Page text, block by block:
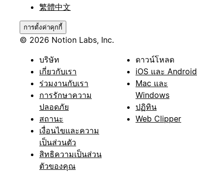
繁體中文
การตั้งค่าคุกกี้
© 2026 Notion Labs, Inc.
บริษัท
เกี่ยวกับเรา
ร่วมงานกับเรา
การรักษาความ
ปลอดภัย
สถานะ
เงื่อนไขและความ
เป็นส่วนตัว
สิทธิความเป็นส่วน
ตัวของคุณ
ดาวน์โหลด
iOS และ Android
Mac และ
Windows
ปฏิทิน
Web Clipper